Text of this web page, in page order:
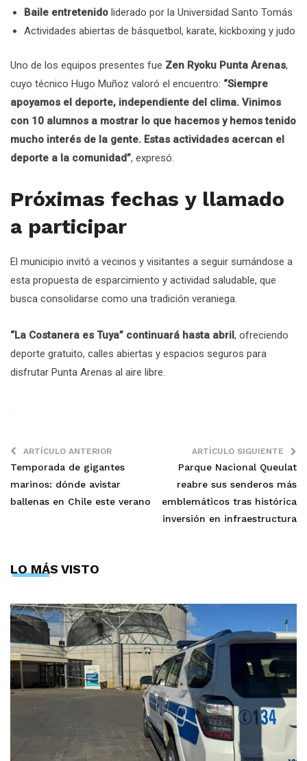
Baile entretenido liderado por la Universidad Santo Tomás
Actividades abiertas de básquetbol, karate, kickboxing y judo
Uno de los equipos presentes fue Zen Ryoku Punta Arenas,
cuyo técnico Hugo Muñoz valoró el encuentro: “Siempre
apoyamos el deporte, independiente del clima. Vinimos
con 10 alumnos a mostrar lo que hacemos y hemos tenido
mucho interés de la gente. Estas actividades acercan el
deporte a la comunidad”, expresó.
Próximas fechas y llamado
a participar
El municipio invitó a vecinos y visitantes a seguir sumándose a
esta propuesta de esparcimiento y actividad saludable, que
busca consolidarse como una tradición veraniega.
“La Costanera es Tuya” continuará hasta abril, ofreciendo
deporte gratuito, calles abiertas y espacios seguros para
disfrutar Punta Arenas al aire libre.
ARTÍCULO ANTERIOR
Temporada de gigantes
marinos: dónde avistar
ballenas en Chile este verano
ARTÍCULO SIGUIENTE
Parque Nacional Queulat
reabre sus senderos más
emblemáticos tras histórica
inversión en infraestructura
LO MÁS VISTO